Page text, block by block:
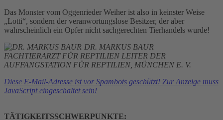
Das Monster vom Oggenrieder Weiher ist also in keinster Weise
„Lotti“, sondern der veranwortungslose Besitzer, der aber
wahrscheinlich ein Opfer nicht sachgerechten Tierhandels wurde!
DR. MARKUS BAUR
FACHTIERARZT FÜR REPTILIEN LEITER DER
AUFFANGSTATION FÜR REPTILIEN, MÜNCHEN E. V.
Diese E-Mail-Adresse ist vor Spambots geschützt! Zur Anzeige muss
JavaScript eingeschaltet sein!
TÄTIGKEITSSCHWERPUNKTE: